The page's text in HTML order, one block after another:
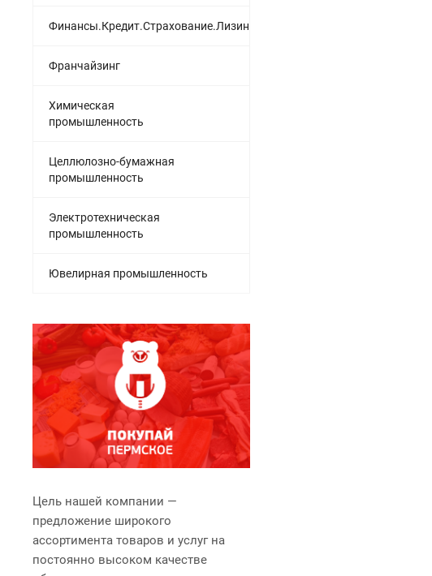
Финансы.Кредит.Страхование.Лизинг
Франчайзинг
Химическая
промышленность
Целлюлозно-бумажная
промышленность
Электротехническая
промышленность
Ювелирная промышленность
Цель нашей компании —
предложение широкого
ассортимента товаров и услуг на
постоянно высоком качестве